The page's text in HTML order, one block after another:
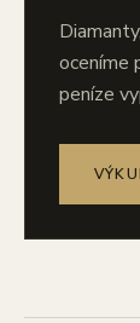
oceníme
peníze